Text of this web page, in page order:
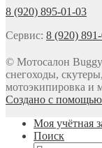
8 (920) 895-01-03
Сервис: 8 (920)
© Мотосалон
снегоходы,
мотоэкипировка и
Создано с
Моя учётная
Поиск